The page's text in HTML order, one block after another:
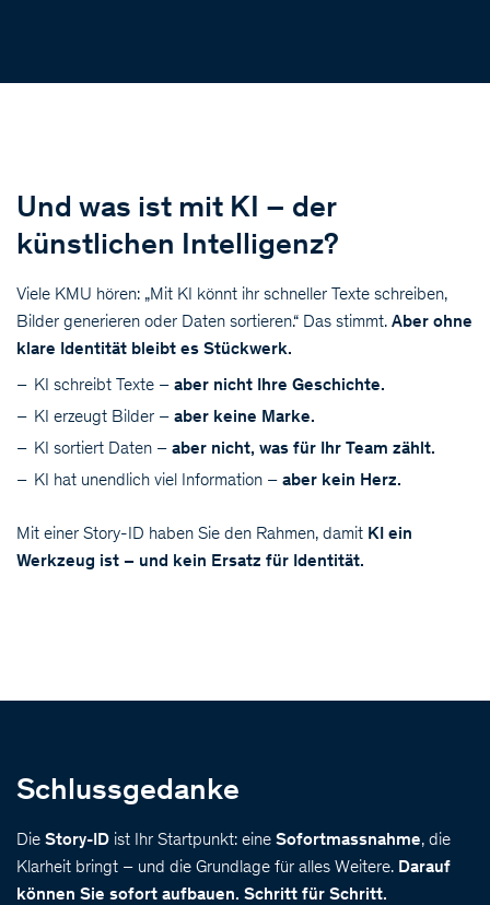
Und was ist mit KI – der
künstlichen Intelligenz?
Viele KMU hören: „Mit KI könnt ihr schneller Texte schreiben,
Bilder generieren oder Daten sortieren.“ Das stimmt. Aber ohne
klare Identität bleibt es Stückwerk.
KI schreibt Texte – aber nicht Ihre Geschichte.
KI erzeugt Bilder – aber keine Marke.
KI sortiert Daten – aber nicht, was für Ihr Team zählt.
KI hat unendlich viel Information – aber kein Herz.
Mit einer Story-ID haben Sie den Rahmen, damit KI ein
Werkzeug ist – und kein Ersatz für Identität.
Schlussgedanke
Die Story-ID ist Ihr Startpunkt: eine Sofortmassnahme, die
Klarheit bringt – und die Grundlage für alles Weitere. Darauf
können Sie sofort aufbauen. Schritt für Schritt.